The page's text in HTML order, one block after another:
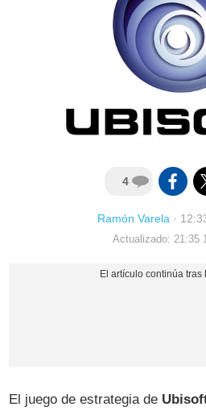
4
Ramón Varela·
Actualizado: 21:35
El juego de estrategia de